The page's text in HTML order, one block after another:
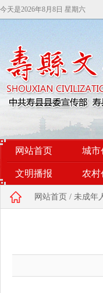
今天是2026年8月8日 星期六
网站首页 城市
文明播报 农村
网站首页 / 未成年